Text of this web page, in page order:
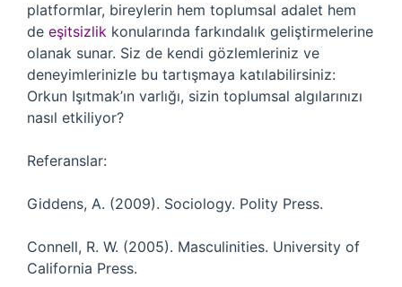
platformlar, bireylerin hem toplumsal adalet hem
de eşitsizlik konularında farkındalık geliştirmelerine
olanak sunar. Siz de kendi gözlemleriniz ve
deneyimlerinizle bu tartışmaya katılabilirsiniz:
Orkun Işıtmak’ın varlığı, sizin toplumsal algılarınızı
nasıl etkiliyor?
Referanslar:
Giddens, A. (2009). Sociology. Polity Press.
Connell, R. W. (2005). Masculinities. University of
California Press.